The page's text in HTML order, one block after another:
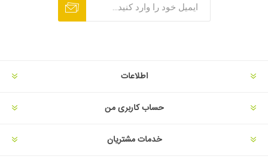
اطلاعات
حساب کاربری من
خدمات مشتریان